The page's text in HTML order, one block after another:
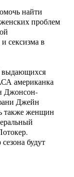
найти
проблем
сексизма в
выдающихся
американка
Джонсон-
Джейн
также женщин
будут